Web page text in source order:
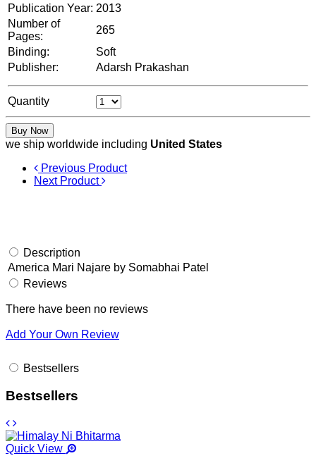
Publication Year: 2013
Number of
Pages:
265
Binding:
Soft
Publisher:
Adarsh Prakashan
Quantity
Buy Now
we ship worldwide including United States
Previous Product
Next Product
Description
America Mari Najare by Somabhai Patel
Reviews
There have been no reviews
Add Your Own Review
Bestsellers
Bestsellers
Quick View